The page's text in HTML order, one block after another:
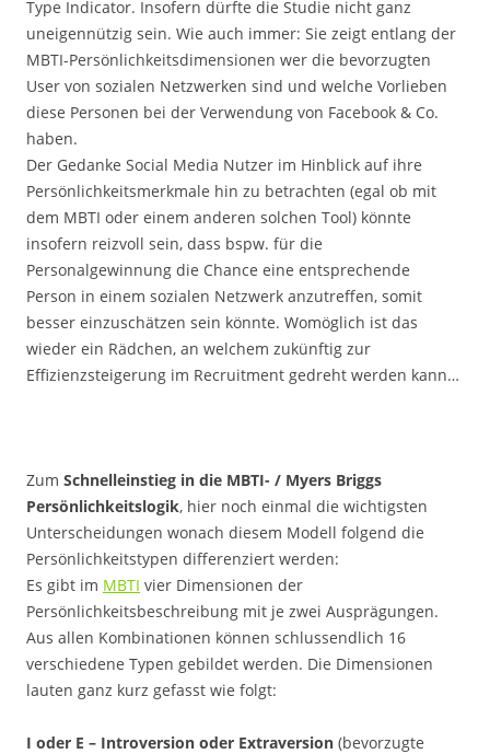
Type Indicator. Insofern dürfte die Studie nicht ganz
uneigennützig sein. Wie auch immer: Sie zeigt entlang der
MBTI-Persönlichkeitsdimensionen wer die bevorzugten
User von sozialen Netzwerken sind und welche Vorlieben
diese Personen bei der Verwendung von Facebook & Co.
haben.
Der Gedanke Social Media Nutzer im Hinblick auf ihre
Persönlichkeitsmerkmale hin zu betrachten (egal ob mit
dem MBTI oder einem anderen solchen Tool) könnte
insofern reizvoll sein, dass bspw. für die
Personalgewinnung die Chance eine entsprechende
Person in einem sozialen Netzwerk anzutreffen, somit
besser einzuschätzen sein könnte. Womöglich ist das
wieder ein Rädchen, an welchem zukünftig zur
Effizienzsteigerung im Recruitment gedreht werden kann…
Zum Schnelleinstieg in die MBTI- / Myers Briggs
Persönlichkeitslogik, hier noch einmal die wichtigsten
Unterscheidungen wonach diesem Modell folgend die
Persönlichkeitstypen differenziert werden:
Es gibt im MBTI vier Dimensionen der
Persönlichkeitsbeschreibung mit je zwei Ausprägungen.
Aus allen Kombinationen können schlussendlich 16
verschiedene Typen gebildet werden. Die Dimensionen
lauten ganz kurz gefasst wie folgt:
I oder E – Introversion oder Extraversion (bevorzugte